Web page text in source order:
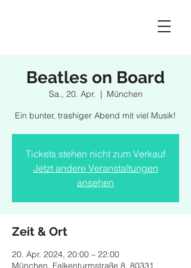
Beatles on Board
Sa., 20. Apr.
  |
München
Ein bunter, trashiger Abend mit viel Musik!
Tickets stehen nicht zum Verkauf
Jetzt andere Veranstaltungen
ansehen
Zeit & Ort
20. Apr. 2024, 20:00 – 22:00
München, Falkenturmstraße 8, 80331